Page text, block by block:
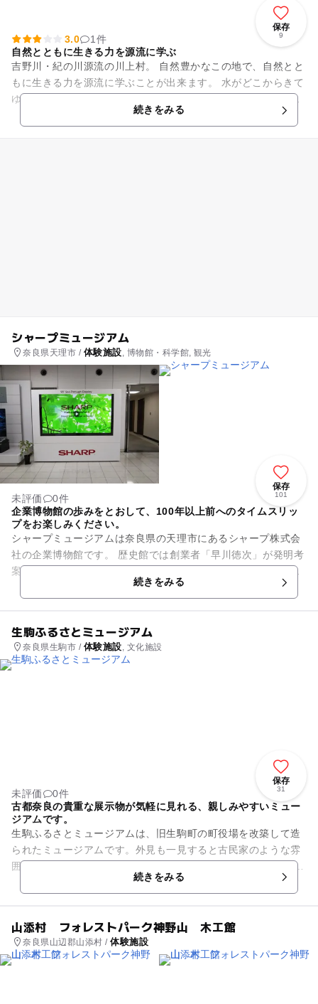
保存
9
3.0
1件
自然とともに生きる力を源流に学ぶ
吉野川・紀の川源流の川上村。 自然豊かなこの地で、自然とと
もに生きる力を源流に学ぶことが出来ます。 水がどこからきて
ゆくのか。紀の川の河口和歌山から吉野川の源流川上村までさ
続きをみる
シャープミュージアム
奈良県天理市 / 体験施設, 博物館・科学館, 観光
保存
101
未評価
0件
企業博物館の歩みをとおして、100年以上前へのタイムスリッ
プをお楽しみください。
シャープミュージアムは奈良県の天理市にあるシャープ株式会
社の企業博物館です。 歴史館では創業者「早川徳次」が発明考
案し、その後社名の由来となったシャープペンシルをはじめ、
続きをみる
生駒ふるさとミュージアム
奈良県生駒市 / 体験施設, 文化施設
保存
31
未評価
0件
古都奈良の貴重な展示物が気軽に見れる、親しみやすいミュー
ジアムです。
生駒ふるさとミュージアムは、旧生駒町の町役場を改築して造
られたミュージアムです。外見も一見すると古民家のような雰
囲気で、古都奈良の景観にふさわしいものとなっています。 常
設展示は無料で、市内の...続きをみる
山添村 フォレストパーク神野山 木工館
奈良県山辺郡山添村 /体験施設